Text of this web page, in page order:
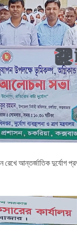
:
অনুষ্ঠিত
তাসরিফুল
শতাধিক
রেখে আন্তর্জাতিক দুর্যোগ